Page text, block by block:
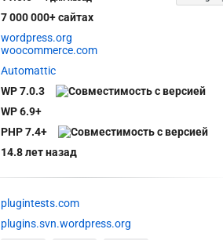
7 000 000+ сайтах
wordpress.org
woocommerce.com
Automattic
WP 7.0.3
WP 6.9+
PHP 7.4+
14.8 лет назад
plugintests.com
plugins.svn.wordpress.org